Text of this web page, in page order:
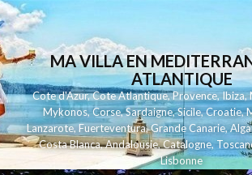
MA VILLA EN
ATLANTIQUE
Cote d'Azur,Cote Atlantique,Provence,Ibiza,
Mykonos,Corse,Sardaigne,Sicile,Croatie,
Lanzarote,Fuerteventura,Grande Canarie,
Costa Blanca,Andalousie,Catalogne,
Lisbonne